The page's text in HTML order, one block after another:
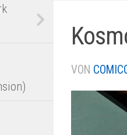
VON